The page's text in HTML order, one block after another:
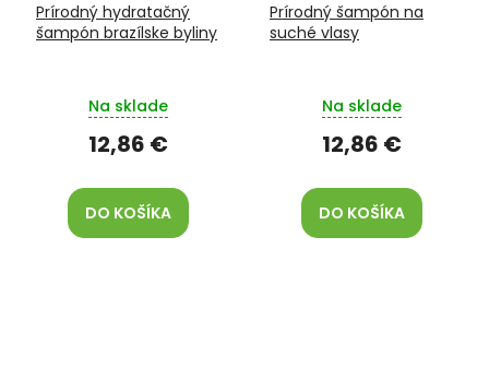
Prírodný hydratačný
šampón brazílske byliny
Na sklade
12,86 €
DO KOŠÍKA
Prírodný šampón na
suché vlasy
Na sklade
12,86 €
DO KOŠÍKA